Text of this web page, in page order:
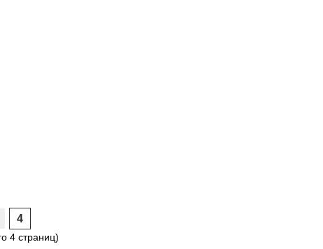
4
4 страниц)